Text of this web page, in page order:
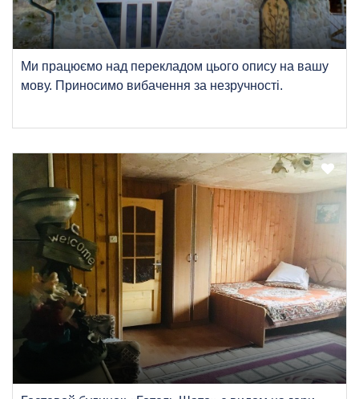
Ми працюємо над перекладом цього опису на вашу
мову. Приносимо вибачення за незручності.